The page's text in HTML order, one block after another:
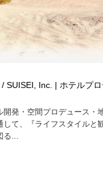
SUISEI, Inc. | ホテルプ
開発・空間プロデュース・
して、『ライフスタイルと
...